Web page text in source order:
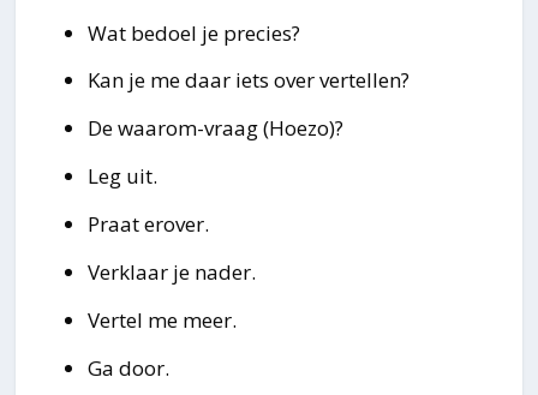
Wat bedoel je precies?
Kan je me daar iets over vertellen?
De waarom-vraag (Hoezo)?
Leg uit.
Praat erover.
Verklaar je nader.
Vertel me meer.
Ga door.